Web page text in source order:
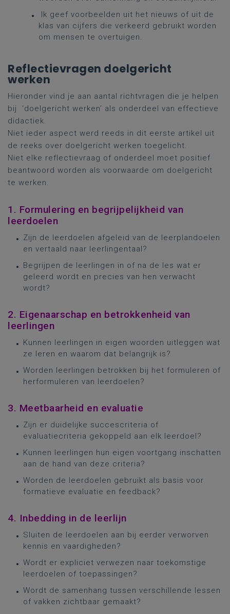
Ik geef voorbeelden uit het nieuws of uit de
klas van cijfers die verkeerd gebruikt worden
om mensen te overtuigen.
Reflectievragen doelgericht
werken
Hieronder vind je aan aantal richtvragen die je helpen
bij ‘doelgericht werken’ als onderdeel van effectieve
didactiek.
Niet ieder aspect werd reeds in dit eerste artikel uit
de reeks over doelgericht werken toegelicht.
Niet elke reflectievraag of onderdeel moet positief
beantwoord worden als voorwaarde om doelgericht
te werken.
1. Formulering en begrijpelijkheid van
leerdoelen
Zijn de leerdoelen afgeleid van de leerplandoelen
en vertaald naar leerlingentaal?
Begrijpen de leerlingen in of na de les wat er
geleerd wordt en precies van hen verwacht
wordt?
2. Eigenaarschap en betrokkenheid van
leerlingen
Kunnen leerlingen in eigen woorden uitleggen wat
ze leren en waarom dat belangrijk is?
Worden leerlingen betrokken bij het formuleren of
herformuleren van leerdoelen?
3. Meetbaarheid en evaluatie
Zijn er duidelijke succescriteria of
evaluatiecriteria gekoppeld aan elk leerdoel?
Kunnen leerlingen hun eigen voortgang inschatten
aan de hand van deze criteria?
Worden de leerdoelen gebruikt als basis voor
formatieve evaluatie en feedback?
4. Inbedding in de leerlijn
Sluiten de leerdoelen aan bij eerder verworven
kennis en vaardigheden?
Wordt er expliciet verwezen naar toekomstige
leerdoelen of toepassingen?
Wordt de samenhang tussen verschillende lessen
of vakken zichtbaar gemaakt?